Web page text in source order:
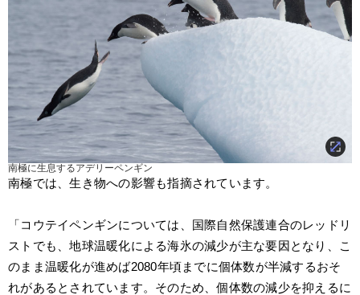
南極に生息するアデリーペンギン
南極では、生き物への影響も指摘されています。
「コウテイペンギンについては、国際自然保護連合のレッドリ
ストでも、地球温暖化による海氷の減少が主な要因となり、こ
のまま温暖化が進めば2080年頃までに個体数が半減するおそ
れがあるとされています。そのため、個体数の減少を抑えるに